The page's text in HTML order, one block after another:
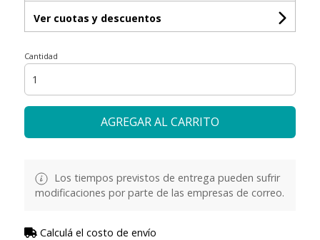
Ver cuotas y descuentos
Cantidad
AGREGAR AL CARRITO
Los tiempos previstos de entrega pueden sufrir
modificaciones por parte de las empresas de correo.
Calculá el costo de envío